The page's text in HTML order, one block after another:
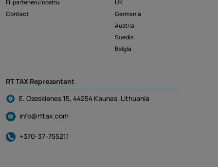
Fii partenerul nostru
Contact
UK
Germania
Austria
Suedia
Belgia
RT TAX Reprezentant
E. Ozeskienes 15, 44254 Kaunas, Lithuania
info@rttax.com
+370-37-755211